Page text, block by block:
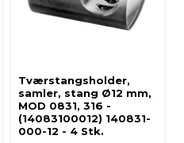
Tværstangsholder,
samler, stang Ø12 mm,
MOD 0831, 316 -
(14083100012) 140831-
000-12 - 4 Stk.